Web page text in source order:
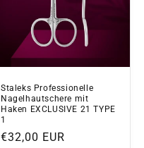
Staleks Professionelle
Nagelhautschere mit
Haken EXCLUSIVE 21 TYPE
1
Normaler
€32,00 EUR